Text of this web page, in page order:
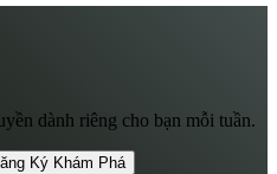
dành riêng cho bạn mỗi tuần.
Ký Khám Phá